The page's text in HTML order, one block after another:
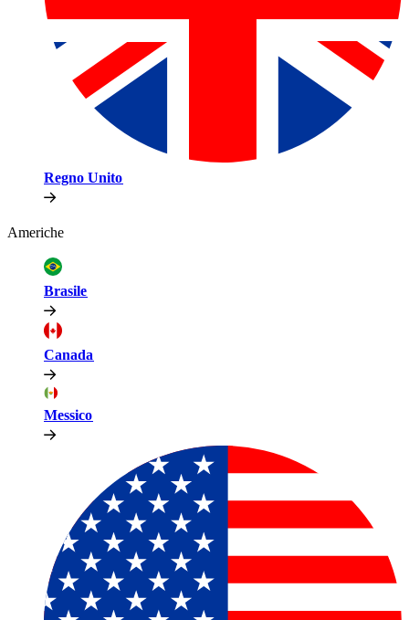
Regno Unito​​
Americhe​​
Brasile​​
Canada​​
Messico​​